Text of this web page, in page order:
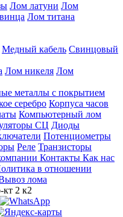
Лом латуни Лом
Лом титана
Медный кабель Свинцовый
Лом никеля Лом
металлы с покрытием
серебро Корпуса часов
Компьютерный лом
СЦ Диоды
Потенциометры
Реле Транзисторы
Контакты Как нас
в отношении
лома
2 к2